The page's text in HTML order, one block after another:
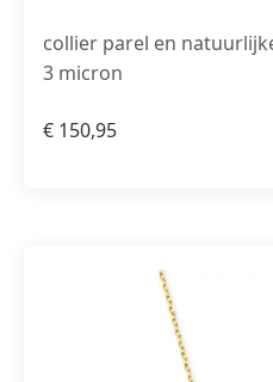
collier parel en
3 micron
€ 150,95